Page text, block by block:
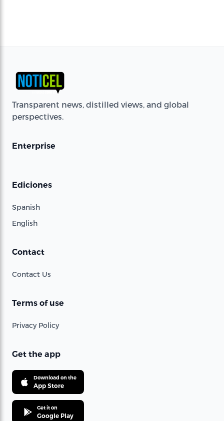
Transparent news, distilled views, and global
perspectives.
Enterprise
Ediciones
Spanish
English
Contact
Contact Us
Terms of use
Privacy Policy
Get the app
Download on the
App Store
Get it on
Google Play